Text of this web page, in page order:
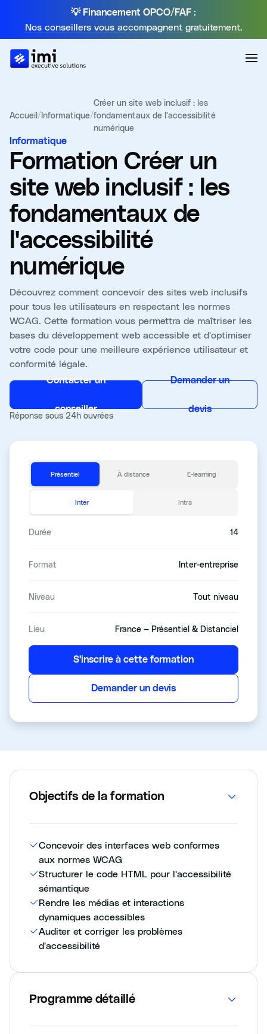
💡 Financement OPCO/FAF :
Nos conseillers vous accompagnent gratuitement.
Accueil/Informatique/
Créer un site web inclusif : les
fondamentaux de l'accessibilité
numérique
Informatique
Formation Créer un
site web inclusif : les
fondamentaux de
l'accessibilité
numérique
Découvrez comment concevoir des sites web inclusifs
pour tous les utilisateurs en respectant les normes
WCAG. Cette formation vous permettra de maîtriser les
bases du développement web accessible et d'optimiser
votre code pour une meilleure expérience utilisateur et
conformité légale.
Contacter un
conseiller
Demander un
devis
Réponse sous 24h ouvrées
Présentiel À distance E-learning
Inter Intra
Durée 14
Format Inter-entreprise
Niveau Tout niveau
Lieu France — Présentiel & Distanciel
S'inscrire à cette formation
Demander un devis
Objectifs de la formation
Concevoir des interfaces web conformes
aux normes WCAG
Structurer le code HTML pour l'accessibilité
sémantique
Rendre les médias et interactions
dynamiques accessibles
Auditer et corriger les problèmes
d'accessibilité
Programme détaillé